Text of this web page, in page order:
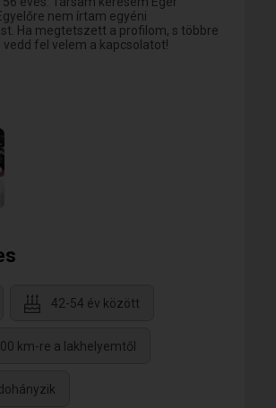
nem írtam egyéni
Ha megtetszett a profilom, s többre
vedd fel velem a kapcsolatot!
42-54 év között
km-re a lakhelyemtől